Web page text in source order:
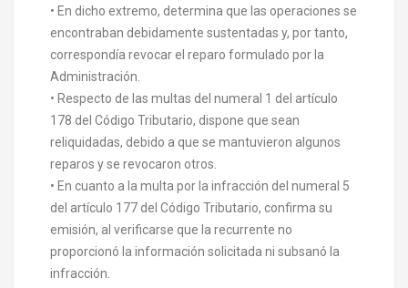
• En dicho extremo, determina que las operaciones se
encontraban debidamente sustentadas y, por tanto,
correspondía revocar el reparo formulado por la
Administración.
• Respecto de las multas del numeral 1 del artículo
178 del Código Tributario, dispone que sean
reliquidadas, debido a que se mantuvieron algunos
reparos y se revocaron otros.
• En cuanto a la multa por la infracción del numeral 5
del artículo 177 del Código Tributario, confirma su
emisión, al verificarse que la recurrente no
proporcionó la información solicitada ni subsanó la
infracción.